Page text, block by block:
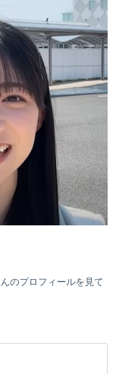
のプロフィールを見て